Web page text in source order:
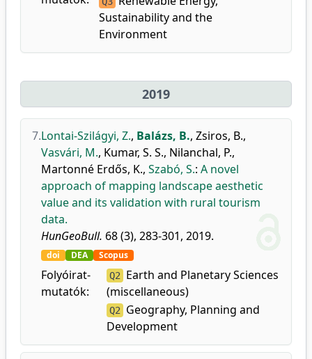
Sustainability and the
Environment
2019
7.Lontai-Szilágyi, Z., Balázs, B., Zsiros, B.,
Vasvári, M., Kumar, S. S., Nilanchal, P.,
Martonné Erdős, K., Szabó, S.: A novel
approach of mapping landscape aesthetic
value and its validation with rural tourism
data.
HunGeoBull. 68 (3), 283-301, 2019.
doi DEA Scopus
Folyóirat-
mutatók:
Q2
Earth and Planetary Sciences
(miscellaneous)
Q2
Geography, Planning and
Development